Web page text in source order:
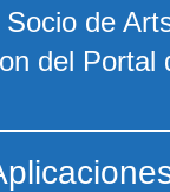
de
del Portal